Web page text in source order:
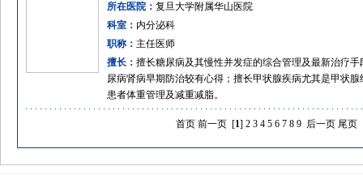
所在医院： 复旦大学附属华山医院
科室： 内分泌科
职称： 主任医师
擅长： 擅长糖尿病及其慢性并发症的综合管理及最新治疗
尿病肾病早期防治较有心得；擅长甲状腺疾病尤其是甲状
患者体重管理及减重减脂。
首页 前一页 [1]2 3 4 5 6 7 8 9 后一页 尾页